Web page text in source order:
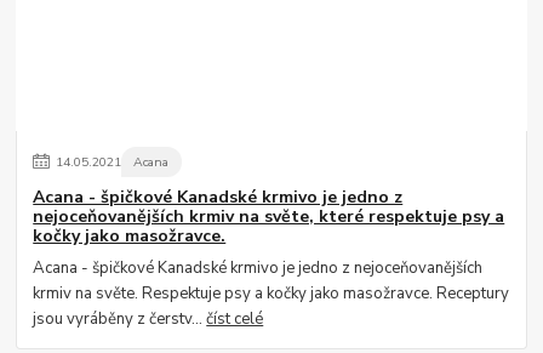
14.05.2021 Acana
Acana - špičkové Kanadské krmivo je jedno z
nejoceňovanějších krmiv na světe, které respektuje psy a
kočky jako masožravce.
Acana - špičkové Kanadské krmivo je jedno z nejoceňovanějších
krmiv na světe. Respektuje psy a kočky jako masožravce. Receptury
jsou vyráběny z čerstv...číst celé